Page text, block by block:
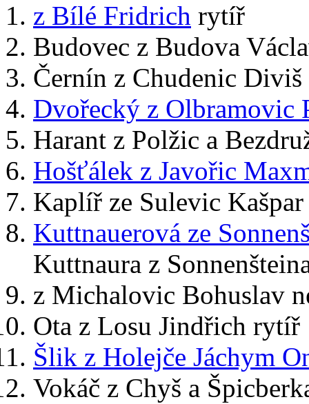
z Bílé Fridrich rytíř
Budovec z Budova
Černín z Chudenic
Dvořecký z Olbramovic
Harant z Polžic a
Hošťálek z Javořic
Kaplíř ze Sulevic
Kuttnauerová ze
Kuttnaura z
z Michalovic Bohuslav
Ota z Losu Jindřich rytíř
Šlik z Holejče Jáchym
Vokáč z Chyš a